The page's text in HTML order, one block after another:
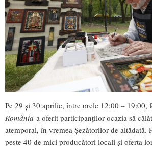
Pe 29 și 30 aprilie, între orele 12:00 – 19:00,
România a oferit participanților ocazia să
atemporal, în vremea Șezătorilor de altădată.
peste 40 de mici producători locali și oferta